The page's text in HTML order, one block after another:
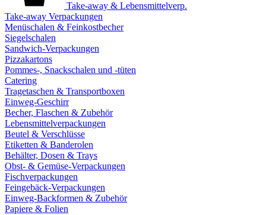
Take-away & Lebensmittelverp.
Take-away Verpackungen
Menüschalen & Feinkostbecher
Siegelschalen
Sandwich-Verpackungen
Pizzakartons
Pommes-, Snackschalen und -tüten
Catering
Tragetaschen & Transportboxen
Einweg-Geschirr
Becher, Flaschen & Zubehör
Lebensmittelverpackungen
Beutel & Verschlüsse
Etiketten & Banderolen
Behälter, Dosen & Trays
Obst- & Gemüse-Verpackungen
Fischverpackungen
Feingebäck-Verpackungen
Einweg-Backformen & Zubehör
Papiere & Folien